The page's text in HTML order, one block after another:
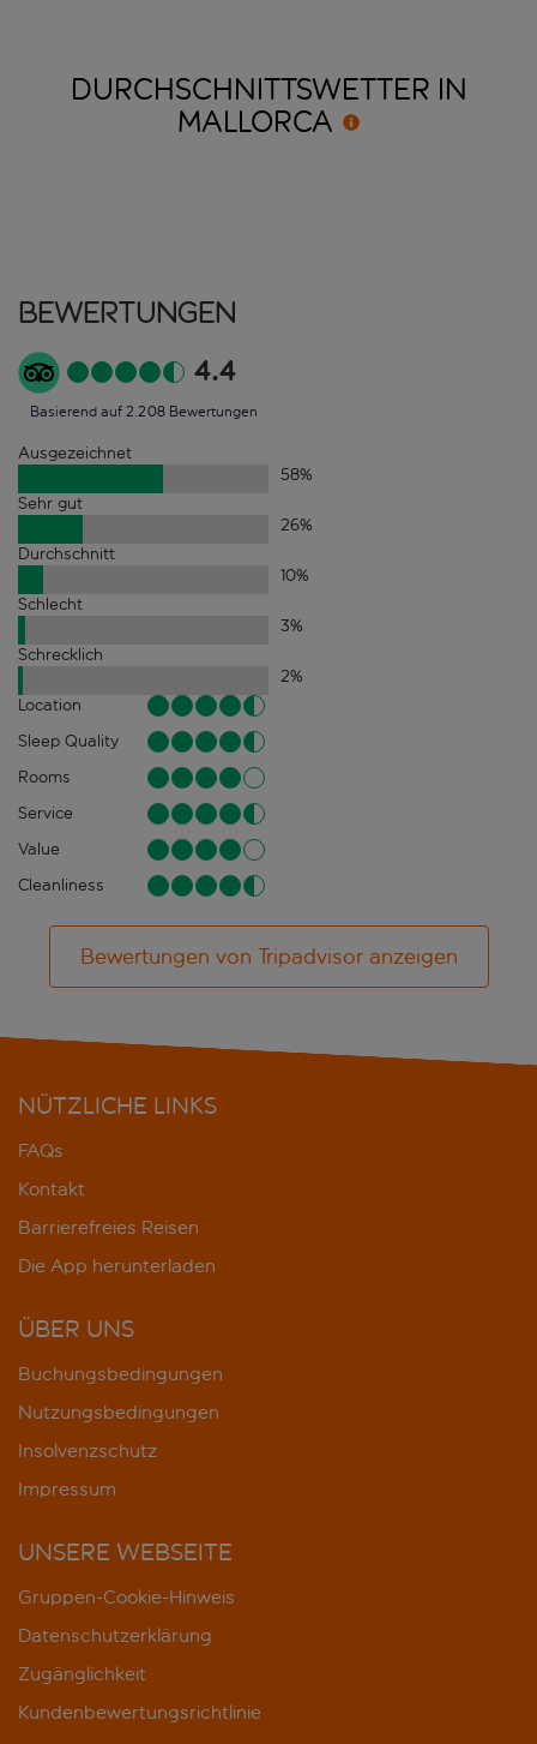
DURCHSCHNITTSWETTER IN
MALLORCA
Bewertungen
4.4
Basierend auf 2.208 Bewertungen
Ausgezeichnet
58%
Sehr gut
26%
Durchschnitt
10%
Schlecht
3%
Schrecklich
2%
Location
Sleep Quality
Rooms
Service
Value
Cleanliness
Bewertungen von Tripadvisor anzeigen
NÜTZLICHE LINKS
FAQs
Kontakt
Barrierefreies Reisen
Die App herunterladen
ÜBER UNS
Buchungsbedingungen
Nutzungsbedingungen
Insolvenzschutz
Impressum
UNSERE WEBSEITE
Gruppen-Cookie-Hinweis
Datenschutzerklärung
Zugänglichkeit
Kundenbewertungsrichtlinie